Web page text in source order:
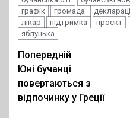
графік
громада
лікар
підтримка проєкт
яблунька
Post
navigation
Попередній
Юні бучанці
повертаються з
відпочинку у Греції